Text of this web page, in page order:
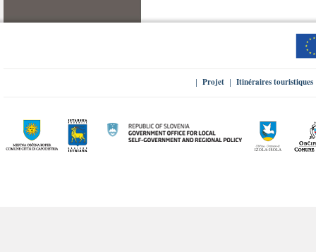
Projet Itinéraires touristiques